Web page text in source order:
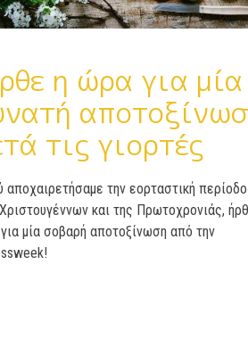
η ώρα για μία
τις γιορτές
αποχαιρετήσαμε την εορταστική περίοδο
Χριστουγέννων και της Πρωτοχρονιάς,
γιαμία σοβαρή αποτοξίνωση από την